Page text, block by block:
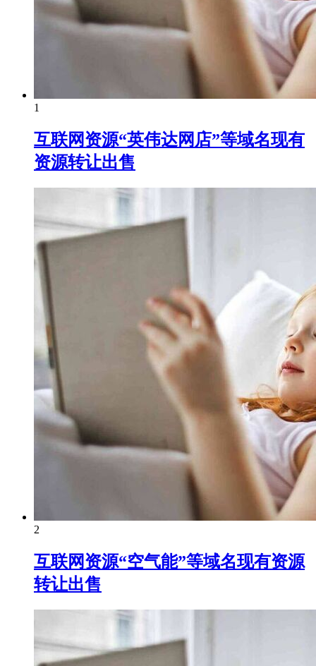
1
互联网资源“英伟达网店”等域名现有
资源转让出售
2
互联网资源“空气能”等域名现有资源
转让出售